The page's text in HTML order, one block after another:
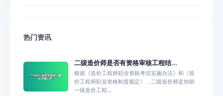
热门资讯
二级造价师是否有资格审核工程结...
根据《造价工程师职业资格考试实施办法》和《造
价工程师职业资格制度规定》，二级造价师是协助
一级造价工程...